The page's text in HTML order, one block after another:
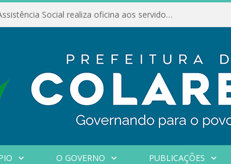
Conselho Municipal de Assistência Social realiza oficina aos servidores
O GOVERNO PUBLICAÇÕES